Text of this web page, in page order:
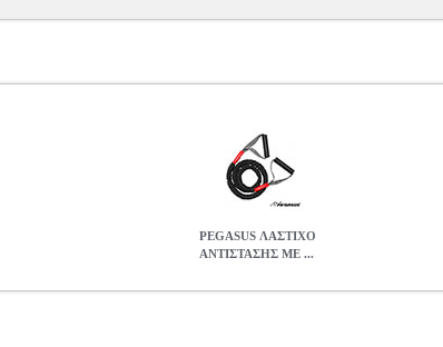
PEGASUS ΛΑΣΤΙΧΟ
ΑΝΤΙΣΤΑΣΗΣ ΜΕ ...